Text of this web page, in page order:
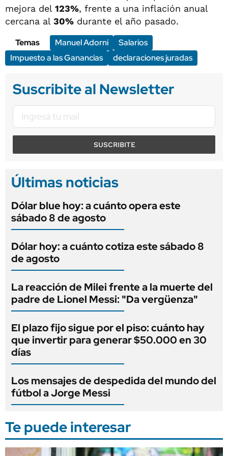
mejora del 123%, frente a una inflación anual
cercana al 30% durante el año pasado.
Temas
Manuel Adorni
Salarios
Impuesto a las Ganancias
declaraciones juradas
Suscribite al Newsletter
SUSCRIBITE
Últimas noticias
Dólar blue hoy: a cuánto opera este
sábado 8 de agosto
Dólar hoy: a cuánto cotiza este sábado 8
de agosto
La reacción de Milei frente a la muerte del
padre de Lionel Messi: "Da vergüenza"
El plazo fijo sigue por el piso: cuánto hay
que invertir para generar $50.000 en 30
días
Los mensajes de despedida del mundo del
fútbol a Jorge Messi
Te puede interesar